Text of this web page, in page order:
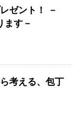
ゼント！ －
ます－
考える、包丁